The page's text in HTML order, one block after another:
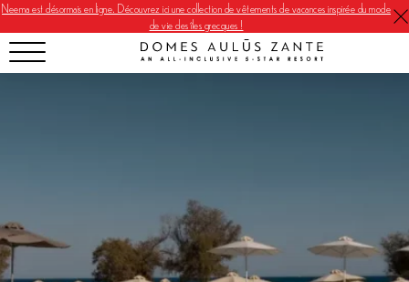
Neema est désormais en ligne. Découvrez ici une collection de vêtements de vacances inspirée du mode
de vie des îles grecques !